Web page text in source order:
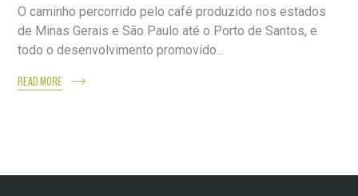
O caminho percorrido pelo café produzido nos estados
de Minas Gerais e São Paulo até o Porto de Santos, e
todo o desenvolvimento promovido...
READ MORE